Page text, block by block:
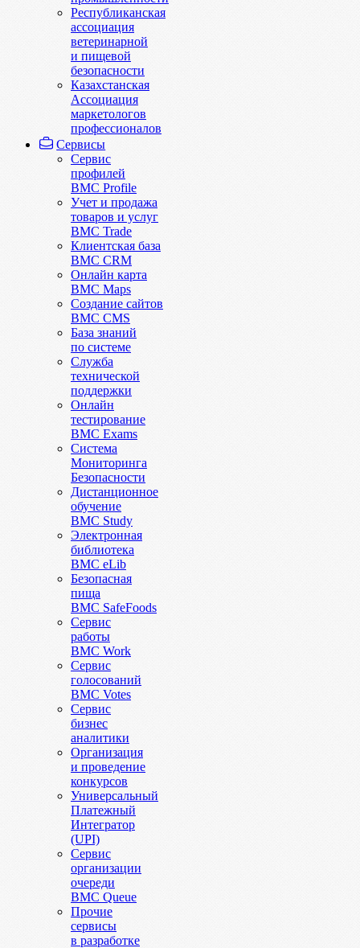
Республиканская
ассоциация
ветеринарной
и пищевой
безопасности
Казахстанская
Ассоциация
маркетологов
профессионалов
Сервисы
Сервис
профилей
BMC Profile
Учет и продажа
товаров и услуг
BMC Trade
Клиентская база
BMC CRM
Онлайн карта
BMC Maps
Создание сайтов
BMC CMS
База знаний
по системе
Служба
технической
поддержки
Онлайн
тестирование
BMC Exams
Система
Мониторинга
Безопасности
Дистанционное
обучение
BMC Study
Электронная
библиотека
BMC eLib
Безопасная
пища
BMC SafeFoods
Сервис
работы
BMC Work
Сервис
голосований
BMC Votes
Сервис
бизнес
аналитики
Организация
и проведение
конкурсов
Универсальный
Платежный
Интегратор
(UPI)
Сервис
организации
очереди
BMC Queue
Прочие
сервисы
в разработке